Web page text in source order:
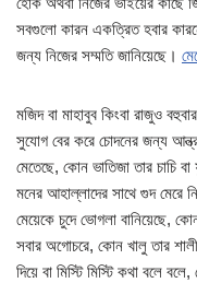
সবগুলো কারন একত্রিত হবার
জন্য নিজের সম্মতি জানিয়েছে।
মজিদ বা মাহাবুব কিংবা রাজুও
সুযোগ বের করে চোদনের জন্য
মেতেছে, কোন ভাতিজা তার চাচি
মনের আহাল্লাদের সাথে গুদ মেরে
মেয়েকে চুদে ভোগলা বানিয়েছে,
সবার অগোচরে, কোন খালু তার
দিয়ে বা মিস্টি মিস্টি কথা বলে